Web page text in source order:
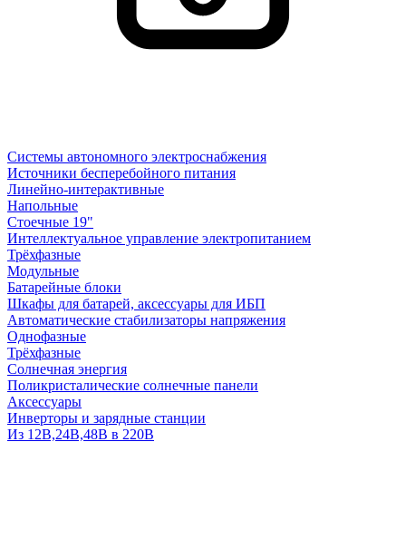
Системы автономного электроснабжения
Источники бесперебойного питания
Линейно-интерактивные
Напольные
Стоечные 19"
Интеллектуальное управление электропитанием
Трёхфазные
Модульные
Батарейные блоки
Шкафы для батарей, аксессуары для ИБП
Автоматические стабилизаторы напряжения
Однофазные
Трёхфазные
Солнечная энергия
Поликристалические солнечные панели
Аксессуары
Инверторы и зарядные станции
Из 12В,24В,48В в 220В